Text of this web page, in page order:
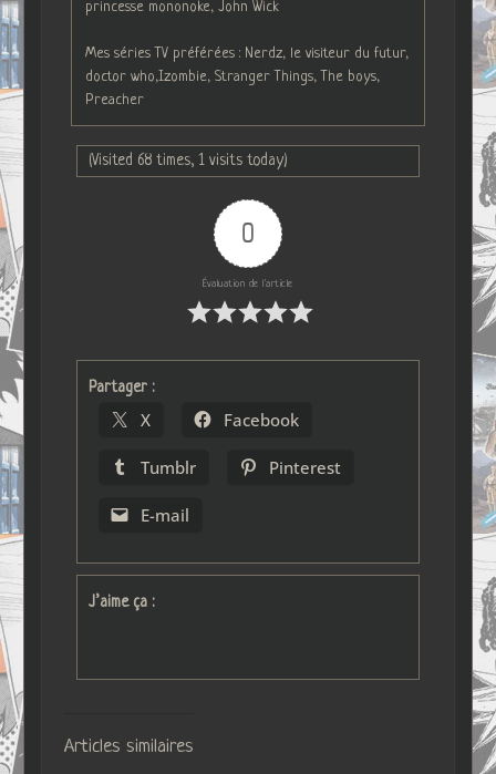
princesse mononoke, John Wick
Mes séries TV préférées : Nerdz, le visiteur du futur,
doctor who,Izombie, Stranger Things, The boys,
Preacher
(Visited 68 times, 1 visits today)
0
Évaluation de l'article
Partager :
X Facebook
Tumblr Pinterest
E-mail
J’aime ça :
Articles similaires